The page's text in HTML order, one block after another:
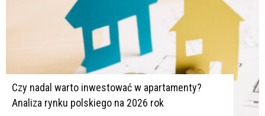
Czy nadal warto inwestować w apartamenty?
Analiza rynku polskiego na 2026 rok